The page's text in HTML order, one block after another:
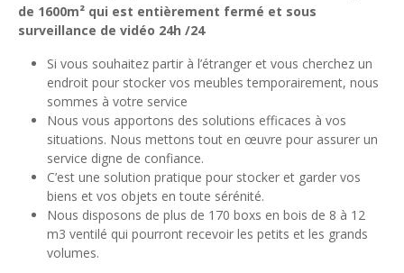
de 1600m² qui est entièrement fermé et sous
surveillance de vidéo 24h /24
Si vous souhaitez partir à l’étranger et vous cherchez un
endroit pour stocker vos meubles temporairement, nous
sommes à votre service
Nous vous apportons des solutions efficaces à vos
situations. Nous mettons tout en œuvre pour assurer un
service digne de confiance.
C’est une solution pratique pour stocker et garder vos
biens et vos objets en toute sérénité.
Nous disposons de plus de 170 boxs en bois de 8 à 12
m3 ventilé qui pourront recevoir les petits et les grands
volumes.